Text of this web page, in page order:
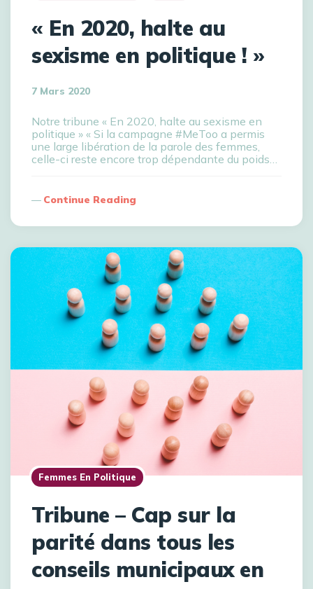
« En 2020, halte au
sexisme en politique ! »
7 Mars 2020
Notre tribune « En 2020, halte au sexisme en
politique » « Si la campagne #MeToo a permis
une large libération de la parole des femmes,
celle-ci reste encore trop dépendante du poids…
Continue Reading
Femmes En Politique
Tribune – Cap sur la
parité dans tous les
conseils municipaux en